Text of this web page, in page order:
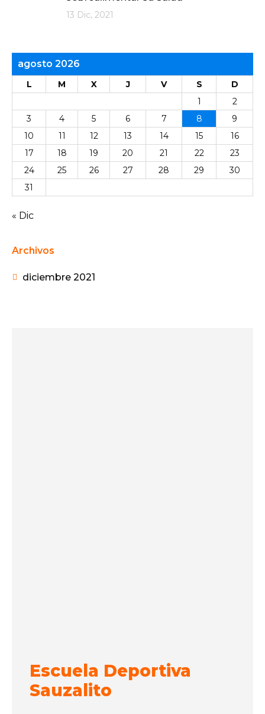
13 Dic, 2021
agosto 2026
L M X J V S
D
1
2
3
4 5 6 7 8
9
10
11 12 13 14 15
16
17
18 19 20 21 22
23
24
25 26 27 28 29
30
31
« Dic
Archivos
diciembre 2021
Escuela Deportiva
Sauzalito